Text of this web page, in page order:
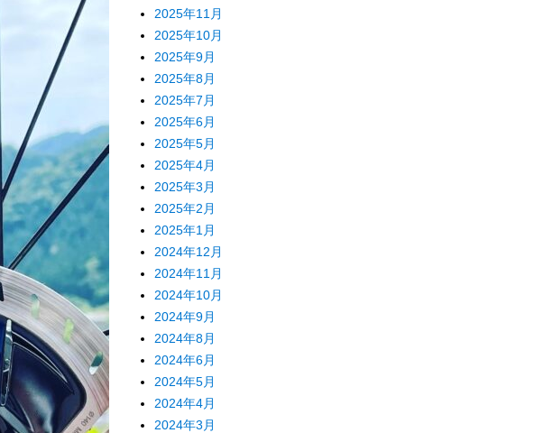
2025年11月
2025年10月
2025年9月
2025年8月
2025年7月
2025年6月
2025年5月
2025年4月
2025年3月
2025年2月
2025年1月
2024年12月
2024年11月
2024年10月
2024年9月
2024年8月
2024年6月
2024年5月
2024年4月
2024年3月